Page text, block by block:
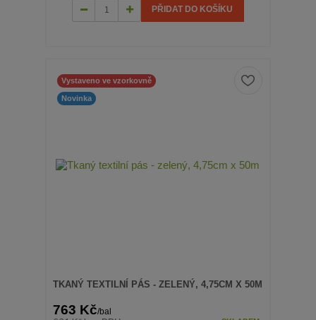
PŘIDAT DO KOŠÍKU
Vystaveno ve vzorkovně
Novinka
TKANÝ TEXTILNÍ PÁS - ZELENÝ, 4,75CM X 50M
763 Kč/bal